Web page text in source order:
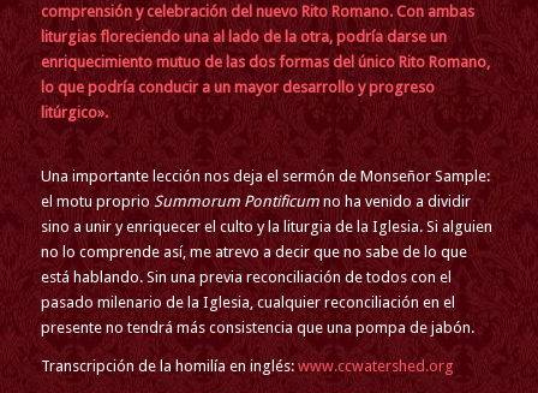
comprensión y celebración del nuevo Rito Romano. Con ambas
liturgias floreciendo una al lado de la otra, podría darse un
enriquecimiento mutuo de las dos formas del único Rito Romano,
lo que podría conducir a un mayor desarrollo y progreso
litúrgico».
Una importante lección nos deja el sermón de Monseñor Sample:
el motu proprio Summorum Pontificumno ha venido a dividir
sino a unir y enriquecer el culto y la liturgia de la Iglesia. Si alguien
no lo comprende así, me atrevo a decir que no sabe de lo que
está hablando. Sin una previa reconciliación de todos con el
pasado milenario de la Iglesia, cualquier reconciliación en el
presente no tendrá más consistencia que una pompa de jabón.
Transcripción de la homilía en inglés: www.ccwatershed.org